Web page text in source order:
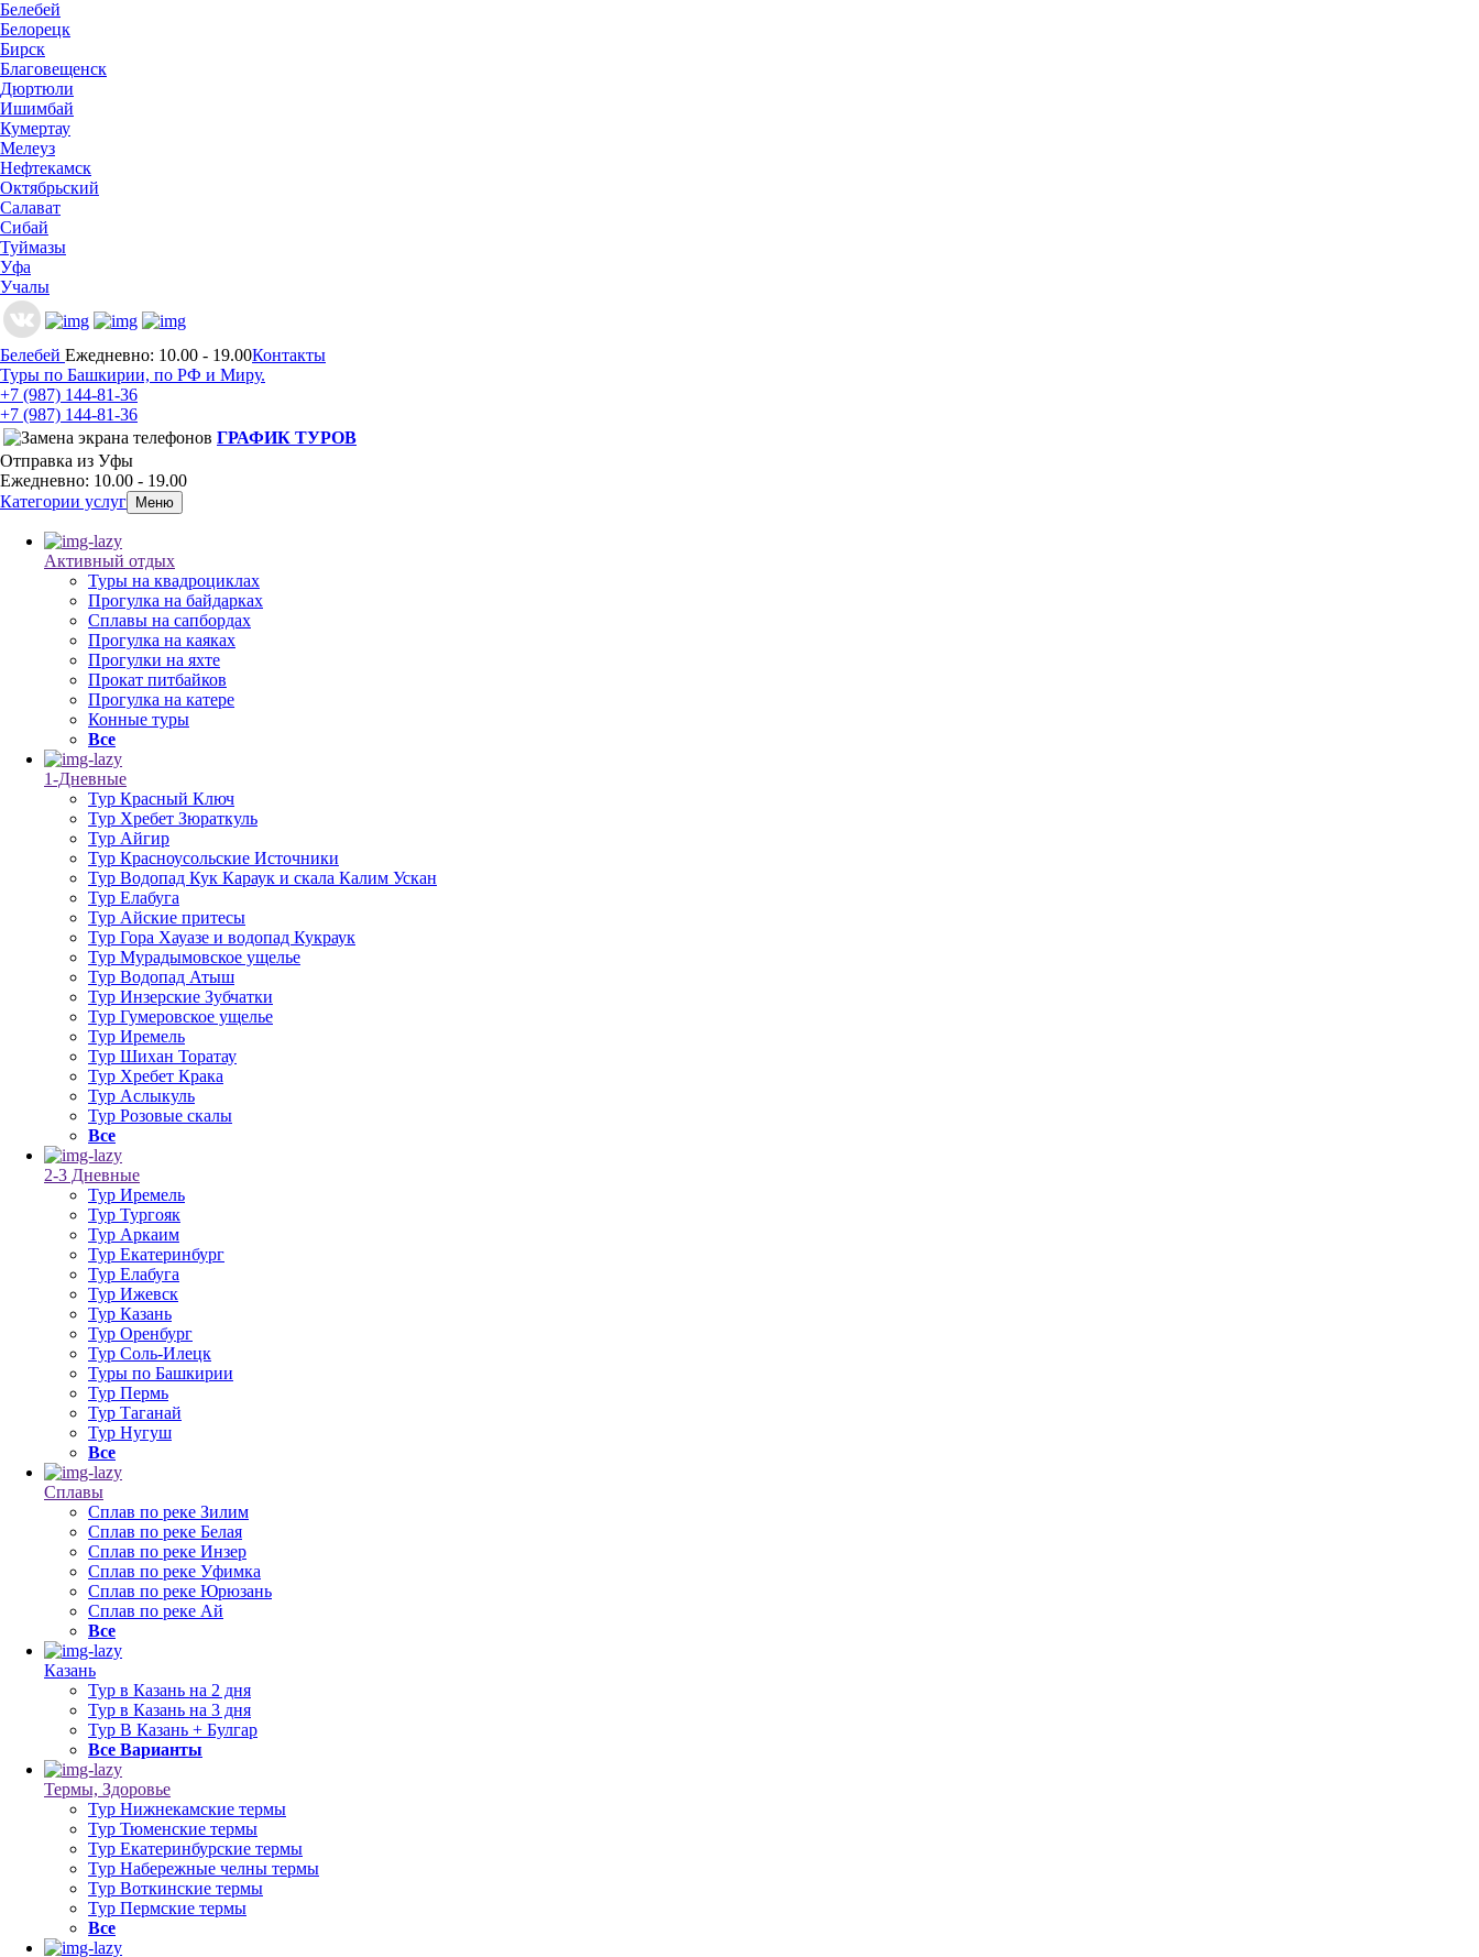
Белебей
Белорецк
Бирск
Благовещенск
Дюртюли
Ишимбай
Кумертау
Мелеуз
Нефтекамск
Октябрьский
Салават
Сибай
Туймазы
Уфа
Учалы
Белебей Ежедневно: 10.00 - 19.00Контакты
Туры по Башкирии, по РФ и Миру.
+7 (987) 144-81-36
+7 (987) 144-81-36
ГРАФИК ТУРОВ
Отправка из Уфы
Ежедневно: 10.00 - 19.00
Категории услуг
Меню
Активный отдых
Туры на квадроциклах
Прогулка на байдарках
Сплавы на сапбордах
Прогулка на каяках
Прогулки на яхте
Прокат питбайков
Прогулка на катере
Конные туры
Все
1-Дневные
Тур Красный Ключ
Тур Хребет Зюраткуль
Тур Айгир
Тур Красноусольские Источники
Тур Водопад Кук Караук и скала Калим Ускан
Тур Елабуга
Тур Айские притесы
Тур Гора Хауазе и водопад Кукраук
Тур Мурадымовское ущелье
Тур Водопад Атыш
Тур Инзерские Зубчатки
Тур Гумеровское ущелье
Тур Иремель
Тур Шихан Торатау
Тур Хребет Крака
Тур Аслыкуль
Тур Розовые скалы
Все
2-3 Дневные
Тур Иремель
Тур Тургояк
Тур Аркаим
Тур Екатеринбург
Тур Елабуга
Тур Ижевск
Тур Казань
Тур Оренбург
Тур Соль-Илецк
Туры по Башкирии
Тур Пермь
Тур Таганай
Тур Нугуш
Все
Сплавы
Сплав по реке Зилим
Сплав по реке Белая
Сплав по реке Инзер
Сплав по реке Уфимка
Сплав по реке Юрюзань
Сплав по реке Ай
Все
Казань
Тур в Казань на 2 дня
Тур в Казань на 3 дня
Тур В Казань + Булгар
Все Варианты
Термы, Здоровье
Тур Нижнекамские термы
Тур Тюменские термы
Тур Екатеринбурские термы
Тур Набережные челны термы
Тур Воткинские термы
Тур Пермские термы
Все